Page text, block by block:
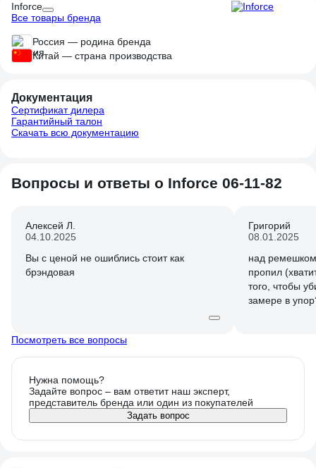
Inforce
Все товары бренда
Россия — родина бренда
Китай — страна производства
Документация
Сертификат дилера
Гарантийный талон
Скачать всю документацию
Вопросы и ответы о Inforce 06-11-82
Алексей Л.
04.10.2025
Вы с ценой не ошиблись стоит как
брэндовая
Григорий
08.01.2025
над
пропил
того, чтобы
замере в
Посмотреть все вопросы
Нужна помощь?
Задайте вопрос – вам ответит наш эксперт,
представитель бренда или один из покупателей
Задать вопрос